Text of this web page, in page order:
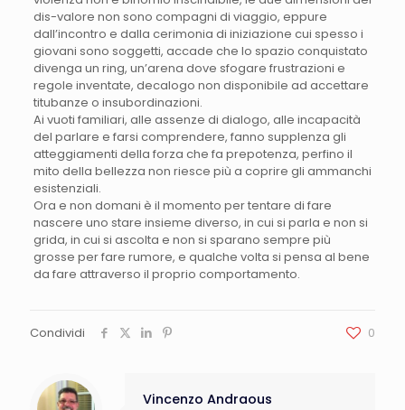
dis-valore non sono compagni di viaggio, eppure
dall’incontro e dalla cerimonia di iniziazione cui spesso i
giovani sono soggetti, accade che lo spazio conquistato
divenga un ring, un’arena dove sfogare frustrazioni e
regole inventate, decalogo non disponibile ad accettare
titubanze o insubordinazioni.
Ai vuoti familiari, alle assenze di dialogo, alle incapacità
del parlare e farsi comprendere, fanno supplenza gli
atteggiamenti della forza che fa prepotenza, perfino il
mito della bellezza non riesce più a coprire gli ammanchi
esistenziali.
Ora e non domani è il momento per tentare di fare
nascere uno stare insieme diverso, in cui si parla e non si
grida, in cui si ascolta e non si sparano sempre più
grosse per fare rumore, e qualche volta si pensa al bene
da fare attraverso il proprio comportamento.
Condividi 0
Vincenzo Andraous